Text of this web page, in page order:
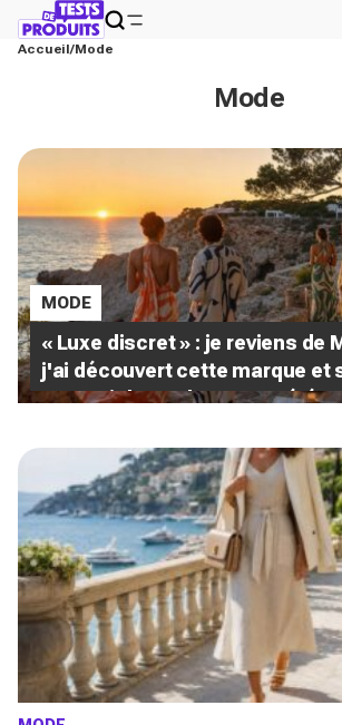
Accueil Mode
Mode
MODE
« Luxe discret » : je reviens de
j'ai découvert cette marque et
essentiels mode pour un été